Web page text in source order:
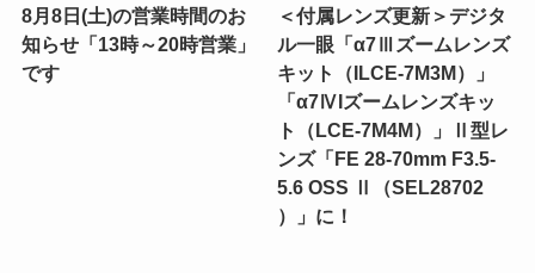
8月8日(土)の営業時間のお
知らせ「13時～20時営業」
です
＜付属レンズ更新＞デジタ
ル一眼「α7Ⅲズームレンズ
キット（ILCE-7M3M）」
「α7ⅣIズームレンズキッ
ト（LCE-7M4M）」Ⅱ型レ
ンズ「FE 28-70mm F3.5-
5.6 OSS Ⅱ（SEL28702
）」に！